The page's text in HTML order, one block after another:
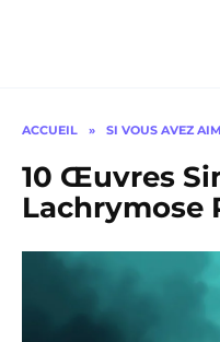
ACCUEIL » SI VOUS AVEZ
10 Œuvres
Lachrymose